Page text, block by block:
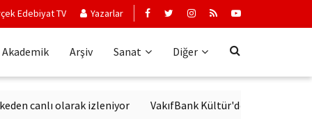
Edebiyat TV Yazarlar
Akademik Arşiv Sanat Diğer
olarak izleniyor VakıfBank Kültür'de Modern Alman